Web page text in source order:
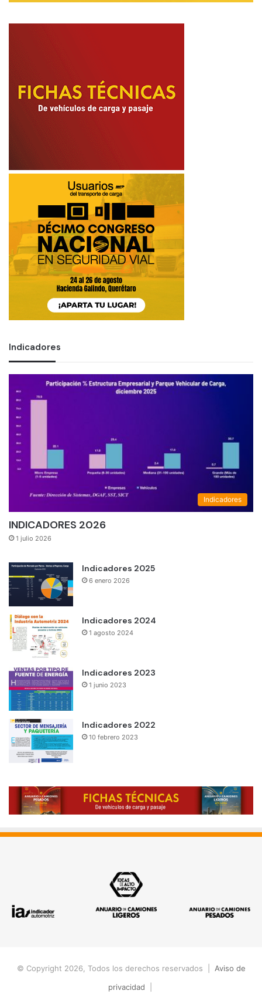
Indicadores
Indicadores
INDICADORES 2026
1 julio 2026
Indicadores 2025
6 enero 2026
Indicadores 2024
1 agosto 2024
Indicadores 2023
1 junio 2023
Indicadores 2022
10 febrero 2023
© Copyright 2026, Todos los derechos reservados | Aviso de
privacidad